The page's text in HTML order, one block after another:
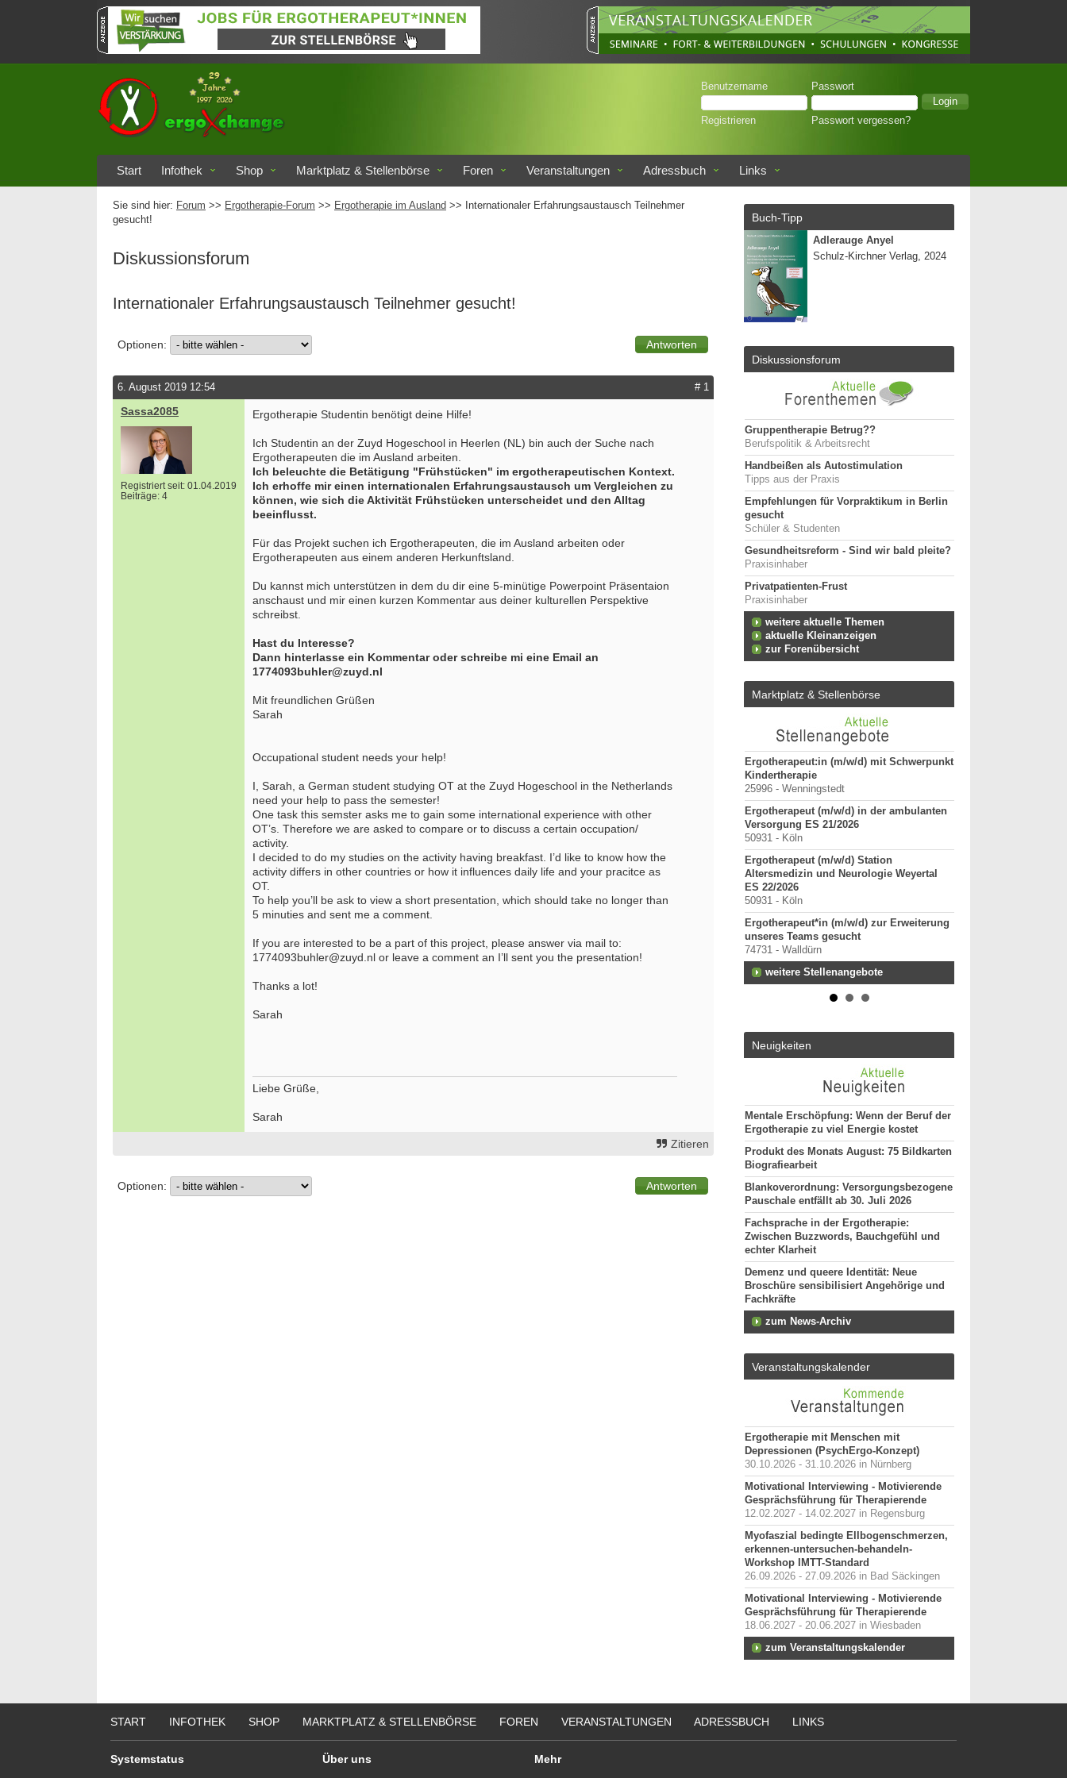
Benutzername Passwort
Registrieren Passwort vergessen?
Start Infothek Shop Marktplatz & Stellenbörse Foren Veranstaltungen Adressbuch Links
Sie sind hier: Forum >> Ergotherapie-Forum >> Ergotherapie im Ausland >> Internationaler Erfahrungsaustausch Teilnehmer
gesucht!
Diskussionsforum
Internationaler Erfahrungsaustausch Teilnehmer gesucht!
Optionen:
6. August 2019 12:54 # 1
Sassa2085
Registriert seit: 01.04.2019
Beiträge: 4
Ergotherapie Studentin benötigt deine Hilfe!
Ich Studentin an der Zuyd Hogeschool in Heerlen (NL) bin auch der Suche nach
Ergotherapeuten die im Ausland arbeiten.
Ich beleuchte die Betätigung "Frühstücken" im ergotherapeutischen Kontext.
Ich erhoffe mir einen internationalen Erfahrungsaustausch um Vergleichen zu
können, wie sich die Aktivität Frühstücken unterscheidet und den Alltag
beeinflusst.
Für das Projekt suchen ich Ergotherapeuten, die im Ausland arbeiten oder
Ergotherapeuten aus einem anderen Herkunftsland.
Du kannst mich unterstützen in dem du dir eine 5-minütige Powerpoint Präsentaion
anschaust und mir einen kurzen Kommentar aus deiner kulturellen Perspektive
schreibst.
Hast du Interesse?
Dann hinterlasse ein Kommentar oder schreibe mi eine Email an
1774093buhler@zuyd.nl
Mit freundlichen Grüßen
Sarah
Occupational student needs your help!
I, Sarah, a German student studying OT at the Zuyd Hogeschool in the Netherlands
need your help to pass the semester!
One task this semster asks me to gain some international experience with other
OT’s. Therefore we are asked to compare or to discuss a certain occupation/
activity.
I decided to do my studies on the activity having breakfast. I’d like to know how the
activity differs in other countries or how it influences daily life and your pracitce as
OT.
To help you’ll be ask to view a short presentation, which should take no longer than
5 minuties and sent me a comment.
If you are interested to be a part of this project, please answer via mail to:
1774093buhler@zuyd.nl or leave a comment an I’ll sent you the presentation!
Thanks a lot!
Sarah
Liebe Grüße,
Sarah
Zitieren
Optionen:
Buch-Tipp
Adlerauge Anyel
Schulz-Kirchner Verlag, 2024
Diskussionsforum
Gruppentherapie Betrug??
Berufspolitik & Arbeitsrecht
Handbeißen als Autostimulation
Tipps aus der Praxis
Empfehlungen für Vorpraktikum in Berlin
gesucht
Schüler & Studenten
Gesundheitsreform - Sind wir bald pleite?
Praxisinhaber
Privatpatienten-Frust
Praxisinhaber
weitere aktuelle Themen
aktuelle Kleinanzeigen
zur Forenübersicht
Marktplatz & Stellenbörse
Berlin/ Mitte
weitere Praktikumsgesuche
Ergotherapeut:in (m/w/d) mit Schwerpunkt
Kindertherapie
25996 - Wenningstedt
Ergotherapeut (m/w/d) in der ambulanten
Versorgung ES 21/2026
50931 - Köln
Ergotherapeut (m/w/d) Station
Altersmedizin und Neurologie Weyertal
ES 22/2026
50931 - Köln
Ergotherapeut*in (m/w/d) zur Erweiterung
unseres Teams gesucht
74731 - Walldürn
weitere Stellenangebote
Neuigkeiten
Mentale Erschöpfung: Wenn der Beruf der
Ergotherapie zu viel Energie kostet
Produkt des Monats August: 75 Bildkarten
Biografiearbeit
Blankoverordnung: Versorgungsbezogene
Pauschale entfällt ab 30. Juli 2026
Fachsprache in der Ergotherapie:
Zwischen Buzzwords, Bauchgefühl und
echter Klarheit
Demenz und queere Identität: Neue
Broschüre sensibilisiert Angehörige und
Fachkräfte
zum News-Archiv
Veranstaltungskalender
Ergotherapie mit Menschen mit
Depressionen (PsychErgo-Konzept)
30.10.2026 - 31.10.2026 in Nürnberg
Motivational Interviewing - Motivierende
Gesprächsführung für Therapierende
12.02.2027 - 14.02.2027 in Regensburg
Myofaszial bedingte Ellbogenschmerzen,
erkennen-untersuchen-behandeln-
Workshop IMTT-Standard
26.09.2026 - 27.09.2026 in Bad Säckingen
Motivational Interviewing - Motivierende
Gesprächsführung für Therapierende
18.06.2027 - 20.06.2027 in Wiesbaden
zum Veranstaltungskalender
START INFOTHEK SHOP MARKTPLATZ & STELLENBÖRSE FOREN VERANSTALTUNGEN ADRESSBUCH LINKS
Systemstatus Über uns Mehr